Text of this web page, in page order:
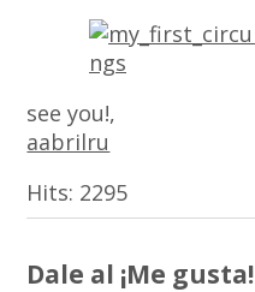
see you!,
aabrilru
Hits: 2295
Dale al ¡Me gusta!